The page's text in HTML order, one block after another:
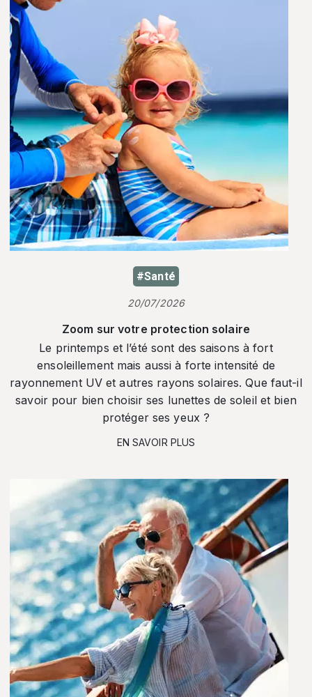
#Santé
20/07/2026
Zoom sur votre protection solaire
Le printemps et l’été sont des saisons à fort
ensoleillement mais aussi à forte intensité de
rayonnement UV et autres rayons solaires. Que faut-il
savoir pour bien choisir ses lunettes de soleil et bien
protéger ses yeux ?
EN SAVOIR PLUS